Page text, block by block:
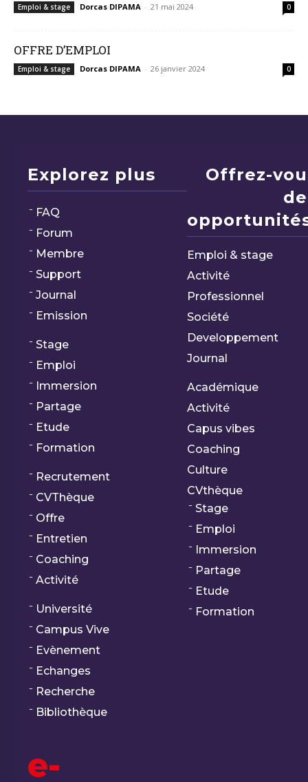
Emploi & stage Dorcas DIPAMA - 21 mai 2024 0
OFFRE D’EMPLOI
Emploi & stage Dorcas DIPAMA - 26 janvier 2024 0
Explorez plus
FAQ
Forum
Membre
Support
Journal
Emission
Stage
Emploi
Immersion
Partage
Etude
Formation
Recrutement
CVThèque
Offre
Entretien
Coaching
Activité
Université
Campus Vive
Evènement
Echanges
Recherche
Bibliothèque
e-
Offrez-
Emploi & stage
Activité
Professionnel
Société
Developpement
Journal
Académique
Activité
Capus vibes
Coaching
Culture
CVthèque
Stage
Emploi
Immersion
Partage
Etude
Formation